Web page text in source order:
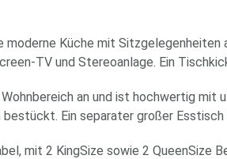
moderne Küche mit Sitzgelegenheiten
TV und Stereoanlage. Ein
an und ist hochwertig mit
Ein separater großer
mit 2 KingSize sowie 2 QueenSize